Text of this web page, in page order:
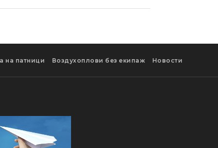
на патници Воздухоплови без екипаж Новости